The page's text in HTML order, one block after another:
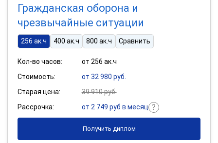
Гражданская оборона и
чрезвычайные ситуации
256 ак.ч 400 ак.ч 800 ак.ч Сравнить
Кол-во часов:
от 256 ак.ч
Стоимость:
от 32 980 руб.
Старая цена:
39 910 руб.
Рассрочка:
от 2 749 руб в месяц
Получить диплом